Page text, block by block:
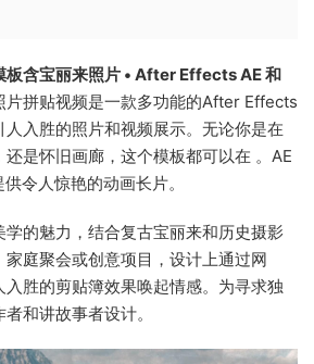
板含宝丽来照片 • After Effects AE 和
片拼贴视频是一款多功能的After Effects
入胜的照片和视频展示。无论你是在
是怀旧画廊，这个模板都可以在 。AE
令人惊艳的动画长片。
的魅力，结合复古宝丽来和历史摄影
家庭聚会或创意项目，设计上通过网
胜的剪贴簿效果唤起情感。为寻求独
和讲故事者设计。